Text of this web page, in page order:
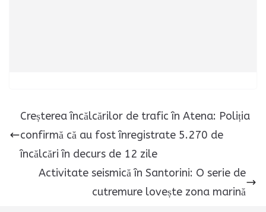
Creșterea încălcărilor de trafic în Atena: Poliția
confirmă că au fost înregistrate 5.270 de
încălcări în decurs de 12 zile
Activitate seismică în Santorini: O serie de
cutremure lovește zona marină